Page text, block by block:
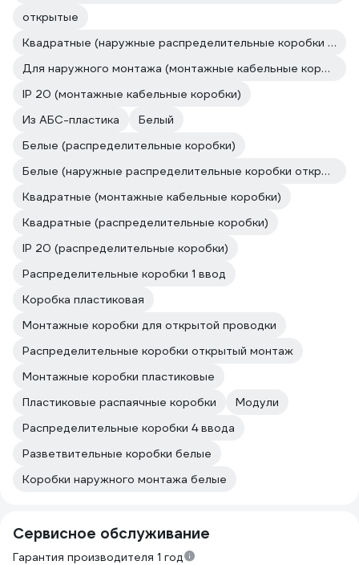
открытые
Квадратные (наружные распределительные коробки открытой установки)
Для наружного монтажа (монтажные кабельные коробки)
IP 20 (монтажные кабельные коробки)
Из АБС-пластика
Белый
Белые (распределительные коробки)
Белые (наружные распределительные коробки открытой установки)
Квадратные (монтажные кабельные коробки)
Квадратные (распределительные коробки)
IP 20 (распределительные коробки)
Распределительные коробки 1 ввод
Коробка пластиковая
Монтажные коробки для открытой проводки
Распределительные коробки открытый монтаж
Монтажные коробки пластиковые
Пластиковые распаячные коробки
Модули
Распределительные коробки 4 ввода
Разветвительные коробки белые
Коробки наружного монтажа белые
Сервисное обслуживание
Гарантия производителя 1 год